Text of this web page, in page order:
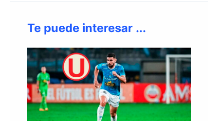
Te puede interesar ...